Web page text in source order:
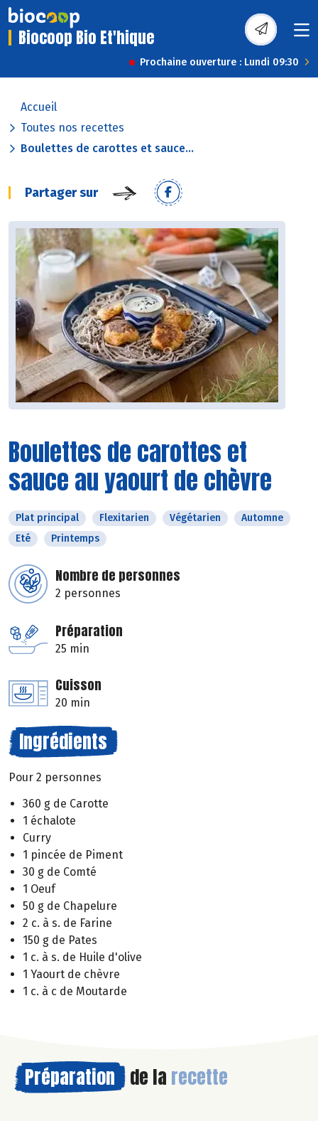
Biocoop Bio Et'hique
Prochaine ouverture : Lundi 09:30
Accueil
Toutes nos recettes
Boulettes de carottes et sauce...
Partager sur
Boulettes de carottes et
sauce au yaourt de chèvre
Plat principal Flexitarien Végétarien
Automne
Eté
Printemps
Nombre de personnes
2 personnes
Préparation
25 min
Cuisson
20 min
Ingrédients
Pour 2 personnes
360 g de Carotte
1 échalote
Curry
1 pincée de Piment
30 g de Comté
1 Oeuf
50 g de Chapelure
2 c. à s. de Farine
150 g de Pates
1 c. à s. de Huile d'olive
1 Yaourt de chèvre
1 c. à c de Moutarde
Préparation de la recette